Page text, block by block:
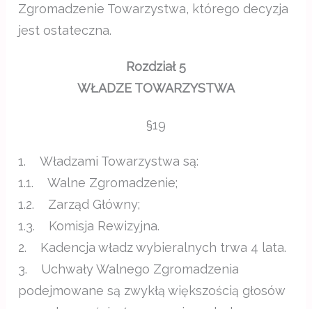
Zgromadzenie Towarzystwa, którego decyzja
jest ostateczna.
Rozdział 5
WŁADZE TOWARZYSTWA
§19
1. Władzami Towarzystwa są:
1.1. Walne Zgromadzenie;
1.2. Zarząd Główny;
1.3. Komisja Rewizyjna.
2. Kadencja władz wybieralnych trwa 4 lata.
3. Uchwały Walnego Zgromadzenia
podejmowane są zwykłą większością głosów